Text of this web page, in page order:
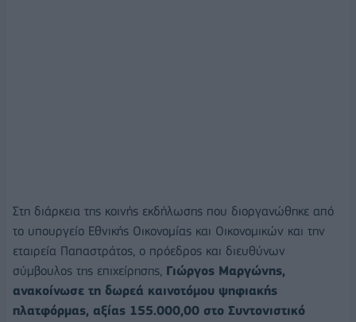
Στη διάρκεια της κοινής εκδήλωσης που διοργανώθηκε από
το υπουργείο Εθνικής Οικονομίας και Οικονομικών και την
εταιρεία Παπαστράτος, ο πρόεδρος και διευθύνων
σύμβουλος της επιχείρησης, Γιώργος Μαργώνης,
ανακοίνωσε τη δωρεά καινοτόμου ψηφιακής
πλατφόρμας, αξίας 155.000,00 στο Συντονιστικό